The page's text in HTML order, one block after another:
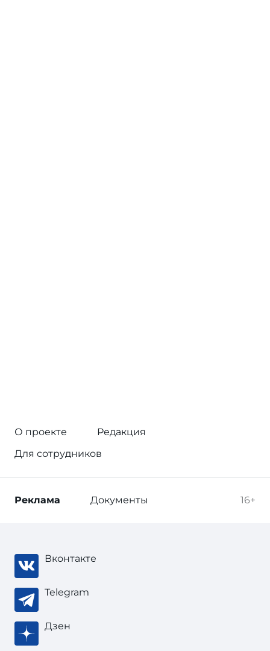
О проекте
Редакция
Для сотрудников
16+
Реклама Документы
Вконтакте
Telegram
Дзен